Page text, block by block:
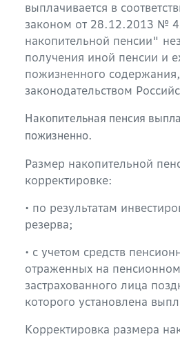
выплачивается в
законом от 28.12.2013 №
накопительной пенсии"
получения иной пенсии и
пожизненного
законодательством
Накопительная пенсия
пожизненно.
Размер накопительной
корректировке:
• по результатам
резерва;
• с учетом средств
отраженных на пенсионном
застрахованного лица
которого установлена
Корректировка размера